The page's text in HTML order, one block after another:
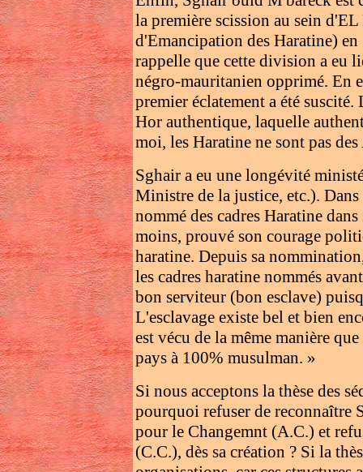
la première scission au sein
d'Emancipation des Haratine)
rappelle que cette division a eu
négro-mauritanien opprimé. En
premier éclatement a été
Hor authentique, laquelle
moi, les Haratine ne sont pas des
Sghair a eu une longévité
Ministre de la justice, etc.).
nommé des cadres Haratine
moins, prouvé son courage
haratine. Depuis sa
les cadres haratine nommés
bon serviteur (bon esclave)
L'esclavage existe bel et bien
est vécu de la même manière
pays à 100% musulman. »
Si nous acceptons la thèse des
pourquoi refuser de reconnaître
pour le Changemnt (A.C.) et
(C.C.), dès sa création ? Si la